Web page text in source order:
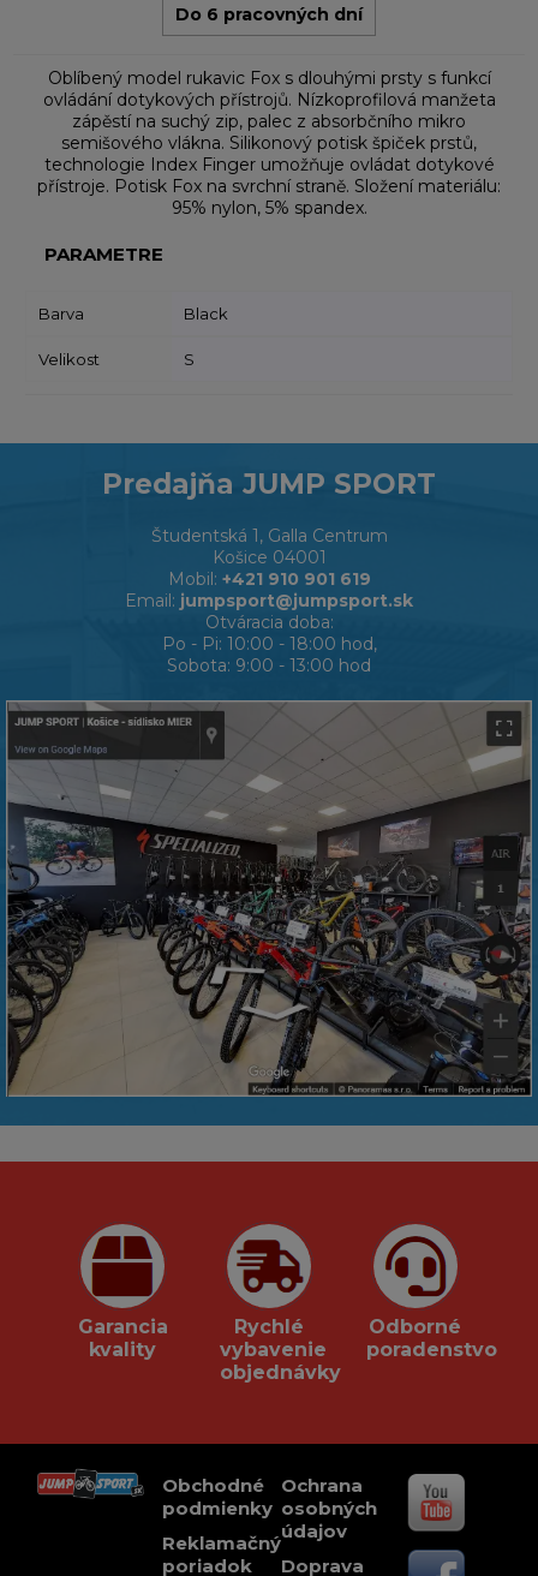
Do 6 pracovných dní
Oblíbený model rukavic Fox s dlouhými prsty s funkcí
ovládání dotykových přístrojů. Nízkoprofilová manžeta
zápěstí na suchý zip, palec z absorbčního mikro
semišového vlákna. Silikonový potisk špiček prstů,
technologie Index Finger umožňuje ovládat dotykové
přístroje. Potisk Fox na svrchní straně. Složení materiálu:
95% nylon, 5% spandex.
PARAMETRE
Barva Black
Velikost S
Predajňa JUMP SPORT
Študentská 1, Galla Centrum
Košice 04001
Mobil: +421 910 901 619
Email: jumpsport@jumpsport.sk
Otváracia doba:
Po - Pi: 10:00 - 18:00 hod,
Sobota: 9:00 - 13:00 hod
Garancia
kvality
Rychlé
vybavenie
objednávky
Odborné
poradenstvo
Obchodné
podmienky
Reklamačný
poriadok
Ochrana
osobných
údajov
Doprava